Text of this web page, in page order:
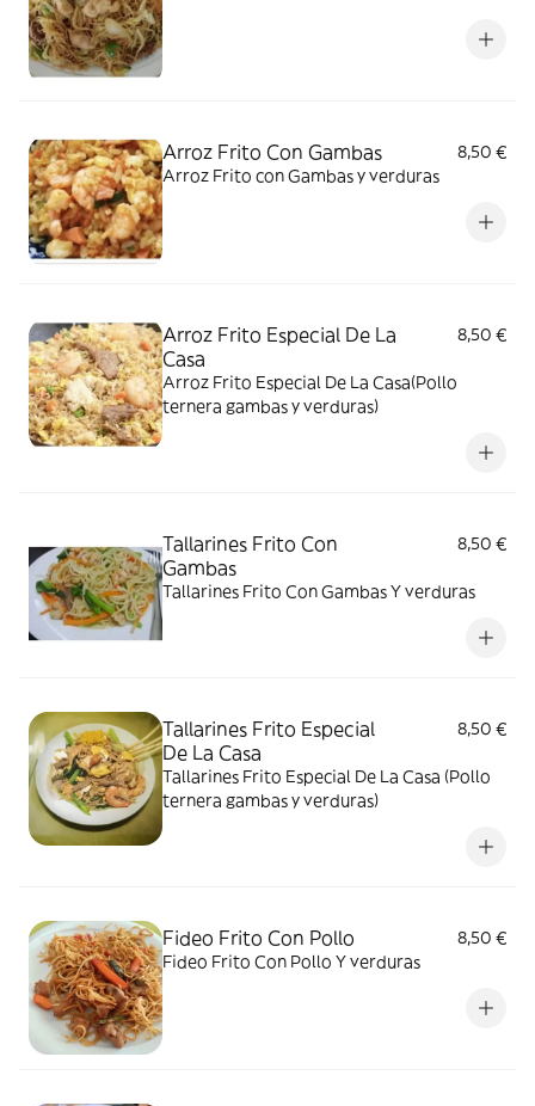
Arroz Frito Con Gambas
8,50 €
Arroz Frito con Gambas y verduras
Arroz Frito Especial De La
Casa
8,50 €
Arroz Frito Especial De La Casa(Pollo
ternera gambas y verduras)
Tallarines Frito Con
Gambas
8,50 €
Tallarines Frito Con Gambas Y verduras
Tallarines Frito Especial
De La Casa
8,50 €
Tallarines Frito Especial De La Casa (Pollo
ternera gambas y verduras)
Fideo Frito Con Pollo
8,50 €
Fideo Frito Con Pollo Y verduras